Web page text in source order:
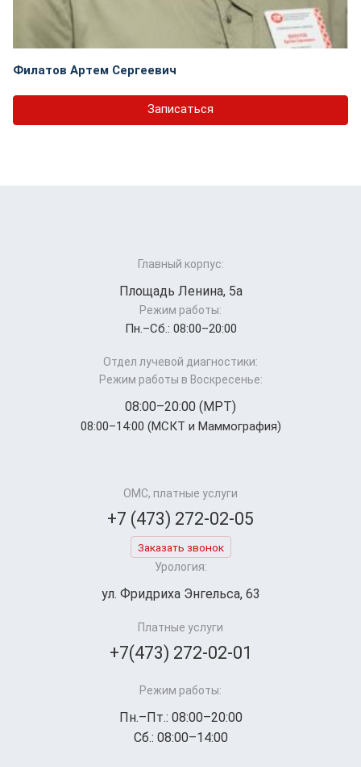
Филатов Артем Сергеевич
Записаться
Главный корпус:
Площадь Ленина, 5а
Режим работы:
Пн.–Cб.: 08:00–20:00
Отдел лучевой диагностики:
Режим работы в Воскресенье:
08:00–20:00 (МРТ)
08:00–14:00 (МСКТ и Маммография)
ОМС, платные услуги
+7 (473) 272-02-05
Заказать звонок
Урология:
ул. Фридриха Энгельса, 63
Платные услуги
+7(473) 272-02-01
Режим работы:
Пн.–Пт.: 08:00–20:00
Сб.: 08:00–14:00